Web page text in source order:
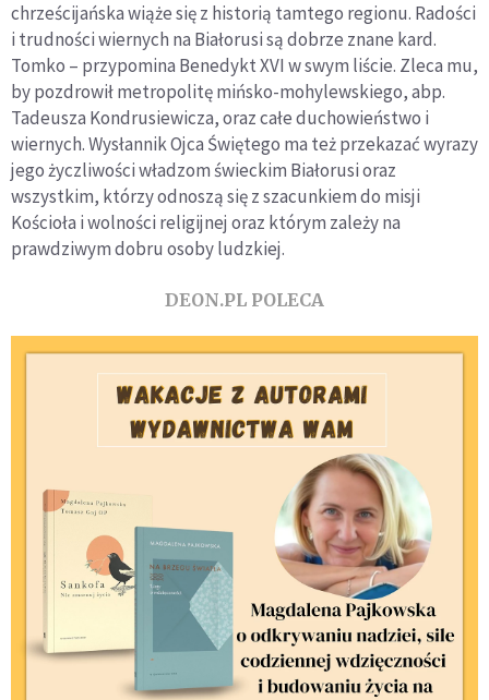
chrześcijańska wiąże się z historią tamtego regionu. Radości
i trudności wiernych na Białorusi są dobrze znane kard.
Tomko – przypomina Benedykt XVI w swym liście. Zleca mu,
by pozdrowił metropolitę mińsko-mohylewskiego, abp.
Tadeusza Kondrusiewicza, oraz całe duchowieństwo i
wiernych. Wysłannik Ojca Świętego ma też przekazać wyrazy
jego życzliwości władzom świeckim Białorusi oraz
wszystkim, którzy odnoszą się z szacunkiem do misji
Kościoła i wolności religijnej oraz którym zależy na
prawdziwym dobru osoby ludzkiej.
DEON.PL POLECA